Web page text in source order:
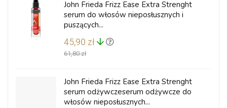
John Frieda Frizz Ease Extra Strenght
serum do włosów nieposłusznych i
puszących...
45,90 zł
61,80 zł
John Frieda Frizz Ease Extra Strenght
serum odżywczeserum odżywcze do
włosów nieposłusznych...